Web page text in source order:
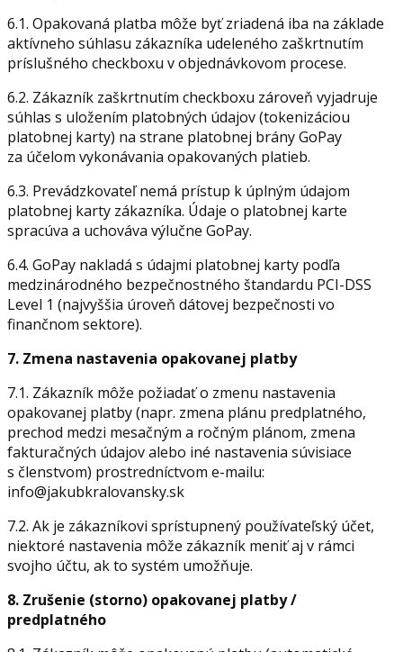
6.1. Opakovaná platba môže byť zriadená iba na základe
aktívneho súhlasu zákazníka udeleného zaškrtnutím
príslušného checkboxu v objednávkovom procese.
6.2. Zákazník zaškrtnutím checkboxu zároveň vyjadruje
súhlas s uložením platobných údajov (tokenizáciou
platobnej karty) na strane platobnej brány GoPay
za účelom vykonávania opakovaných platieb.
6.3. Prevádzkovateľ nemá prístup k úplným údajom
platobnej karty zákazníka. Údaje o platobnej karte
spracúva a uchováva výlučne GoPay.
6.4. GoPay nakladá s údajmi platobnej karty podľa
medzinárodného bezpečnostného štandardu PCI-DSS
Level 1 (najvyššia úroveň dátovej bezpečnosti vo
finančnom sektore).
7. Zmena nastavenia opakovanej platby
7.1. Zákazník môže požiadať o zmenu nastavenia
opakovanej platby (napr. zmena plánu predplatného,
prechod medzi mesačným a ročným plánom, zmena
fakturačných údajov alebo iné nastavenia súvisiace
s členstvom) prostredníctvom e-mailu:
info@jakubkralovansky.sk
7.2. Ak je zákazníkovi sprístupnený používateľský účet,
niektoré nastavenia môže zákazník meniť aj v rámci
svojho účtu, ak to systém umožňuje.
8. Zrušenie (storno) opakovanej platby /
predplatného